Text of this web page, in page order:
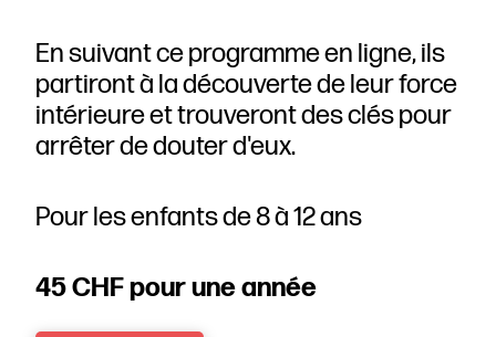
En suivant ce programme en ligne, ils
partiront à la découverte de leur force
intérieure et trouveront des clés pour
arrêter de douter d'eux.
Pour les enfants de 8 à 12 ans
45 CHF pour une année